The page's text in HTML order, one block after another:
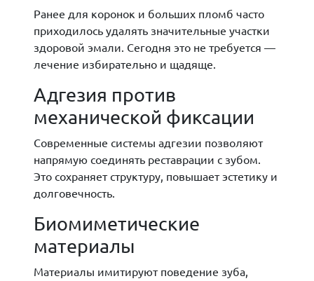
Ранее для коронок и больших пломб часто
приходилось удалять значительные участки
здоровой эмали. Сегодня это не требуется —
лечение избирательно и щадяще.
Адгезия против
механической фиксации
Современные системы адгезии позволяют
напрямую соединять реставрации с зубом.
Это сохраняет структуру, повышает эстетику и
долговечность.
Биомиметические
материалы
Материалы имитируют поведение зуба,